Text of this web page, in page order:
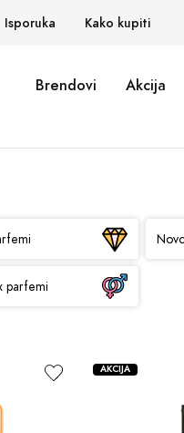
Isporuka Kako kupiti
Brendovi Akcija
parfemi
AKCIJA